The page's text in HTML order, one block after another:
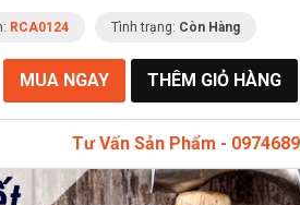
RCA0124 Tình trạng: Còn Hàng
Tư Vấn Sản Phẩm -